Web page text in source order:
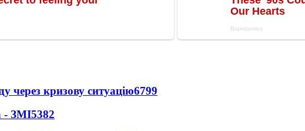
через кризову ситуацію6799
- ЗМІ5382